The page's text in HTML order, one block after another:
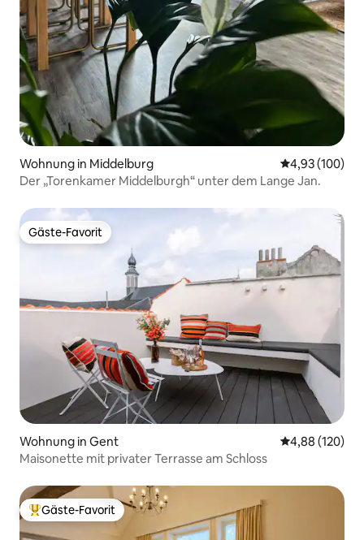
Wohnung in Middelburg
4,93 (100)
Der „Torenkamer Middelburgh“ unter dem Lange Jan.
Gäste-Favorit
Gäste-Favorit
Wohnung in Gent
4,88 (120)
Maisonette mit privater Terrasse am Schloss
Beliebter Gäste-Favorit.
Gäste-Favorit